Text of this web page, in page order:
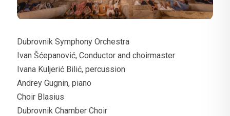
Dubrovnik Symphony Orchestra
Ivan Šćepanović, Conductor and choirmaster
Ivana Kuljerić Bilić, percussion
Andrey Gugnin, piano
Choir Blasius
Dubrovnik Chamber Choir